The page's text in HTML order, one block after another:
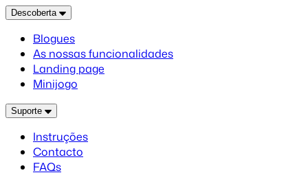
Descoberta
Blogues
As nossas funcionalidades
Landing page
Minijogo
Suporte
Instruções
Contacto
FAQs